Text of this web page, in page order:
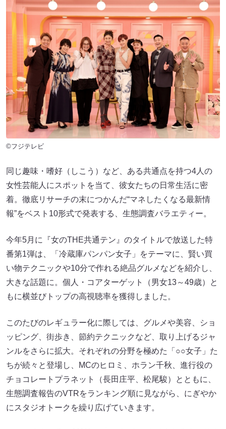
©フジテレビ
同じ趣味・嗜好（しこう）など、ある共通点を持つ4人の
女性芸能人にスポットを当て、彼女たちの日常生活に密
着。徹底リサーチの末につかんだ“マネしたくなる最新情
報”をベスト10形式で発表する、生態調査バラエティー。
今年5月に『女のTHE共通テン』のタイトルで放送した特
番第1弾は、「冷蔵庫パンパン女子」をテーマに、賢い買
い物テクニックや10分で作れる絶品グルメなどを紹介し、
大きな話題に。個人・コアターゲット（男女13～49歳）と
もに横並びトップの高視聴率を獲得しました。
このたびのレギュラー化に際しては、グルメや美容、ショ
ッピング、街歩き、節約テクニックなど、取り上げるジャ
ンルをさらに拡大。それぞれの分野を極めた「○○女子」た
ちが続々と登場し、MCのヒロミ、ホラン千秋、進行役の
チョコレートプラネット（長田庄平、松尾駿）とともに、
生態調査報告のVTRをランキング順に見ながら、にぎやか
にスタジオトークを繰り広げていきます。